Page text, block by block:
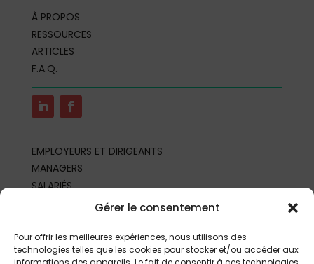
Gérer le consentement
Pour offrir les meilleures expériences, nous utilisons des
technologies telles que les cookies pour stocker et/ou accéder aux
À PROPOS
RESSOURCES
ARTICLES
F.A.Q.
EMPLOYEURS ET DIRIGEANTS
MANAGERS
SALARIÉS
REPRÉSENTANTS DU PERSONNEL
PARTENAIRES ET PROFESSIONNELS